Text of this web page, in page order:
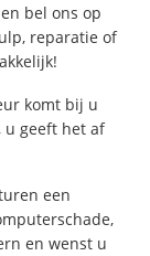
bel ons op
reparatie of
komt bij u
u geeft het af
een
en wenst u